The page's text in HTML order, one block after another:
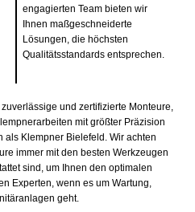
engagierten Team bieten wir
Ihnen maßgeschneiderte
Lösungen, die höchsten
Qualitätsstandards entsprechen.
und zertifizierte Monteure,
mit größter Präzision
Klempner Bielefeld. Wir achten
immer mit den besten Werkzeugen
sind, um Ihnen den optimalen
Experten, wenn es um Wartung,
geht.